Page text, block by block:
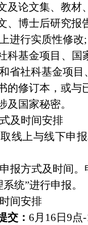
及论文集、教材
、博士后研究报
进行实质性修改;
科基金项目、
省社科基金项
的修订本，或与
及国家秘密。
及时间安排
线上与线下申
申报方式及时间
统”进行申报。
间安排
交： 6月16日9点-